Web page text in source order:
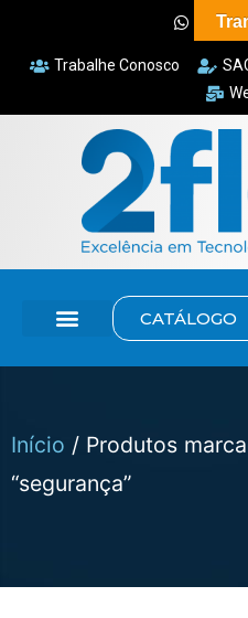
Trabalhe Conosco
CATÁLOGO
Início / Produtos
“segurança”